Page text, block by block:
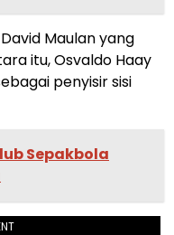
Maulan yang
itu, Osvaldo Haay
penyisir sisi
Sepakbola